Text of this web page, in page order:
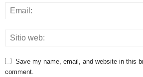
Save my name, email, and website in this
comment.